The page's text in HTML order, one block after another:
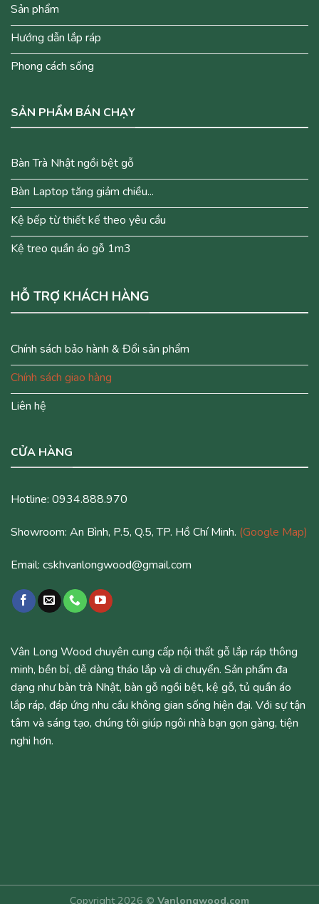
Sản phẩm
Hướng dẫn lắp ráp
Phong cách sống
SẢN PHẨM BÁN CHẠY
Bàn Trà Nhật ngồi bệt gỗ
Bàn Laptop tăng giảm chiều...
Kệ bếp từ thiết kế theo yêu cầu
Kệ treo quần áo gỗ 1m3
HỖ TRỢ KHÁCH HÀNG
Chính sách bảo hành & Đổi sản phẩm
Chính sách giao hàng
Liên hệ
CỬA HÀNG
Hotline: 0934.888.970
Showroom: An Bình, P.5, Q.5, TP. Hồ Chí Minh. (Google Map)
Email: cskhvanlongwood@gmail.com
Vân Long Wood chuyên cung cấp nội thất gỗ lắp ráp thông
minh, bền bỉ, dễ dàng tháo lắp và di chuyển. Sản phẩm đa
dạng như bàn trà Nhật, bàn gỗ ngồi bệt, kệ gỗ, tủ quần áo
lắp ráp, đáp ứng nhu cầu không gian sống hiện đại. Với sự tận
tâm và sáng tạo, chúng tôi giúp ngôi nhà bạn gọn gàng, tiện
nghi hơn.
Copyright 2026 © Vanlongwood.com